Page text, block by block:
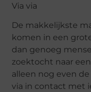
Via via
De makkelijkste
komen in een
dan genoeg
zoektocht naar
alleen nog even de
via in contact met